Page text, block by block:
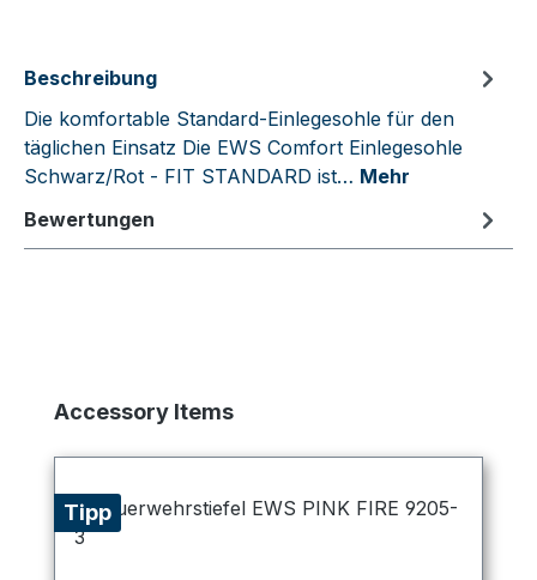
Beschreibung
Die komfortable Standard-Einlegesohle für den
täglichen Einsatz Die EWS Comfort Einlegesohle
Schwarz/Rot - FIT STANDARD ist… Mehr
Bewertungen
Produktgalerie überspringen
Accessory Items
Tipp